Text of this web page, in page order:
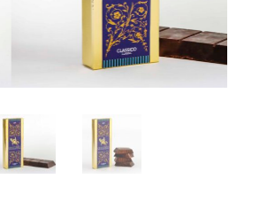
di Scicli
Olio di Palma